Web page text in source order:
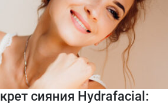
сияния Hydrafacial: